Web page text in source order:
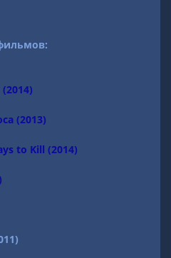
(2013)
to Kill (2014)